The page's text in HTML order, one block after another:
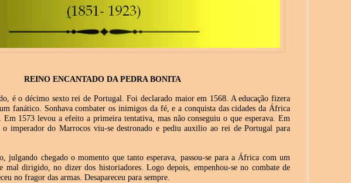
REINO ENCANTADO DA PEDRA BONITA
é o décimo sexto rei de Portugal. Foi declarado maior em 1568. A educação fizera
fanático. Sonhava combater os inimigos da fé, e a conquista das cidades da África
Em 1573 levou a efeito a primeira tentativa, mas não conseguiu o que esperava. Em
o imperador do Marrocos viu-se destronado e pediu auxilio ao rei de Portugal para
julgando chegado o momento que tanto esperava, passou-se para a África com um
mal dirigido, no dizer dos historiadores. Logo depois, empenhou-se no combate de
no fragor das armas. Desapareceu para sempre.